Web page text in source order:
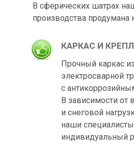
КАРКАС И
Прочный каркас
электросварной
с
В зависимости от
и снеговой
наши
индивидуальный
В сферических шатрах
производства продумана